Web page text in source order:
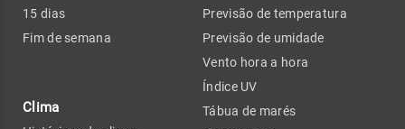
15 dias
Fim de semana
Clima
Previsão de temperatura
Previsão de umidade
Vento hora a hora
Índice UV
Tábua de marés